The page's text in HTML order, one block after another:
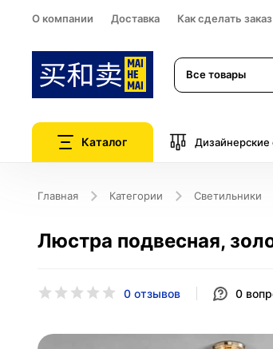
О компании Доставка Как сделать заказ
Все товары
Каталог Дизайнерские
Главная Категории Светильники
Люстра подвесная,
0 отзывов 0